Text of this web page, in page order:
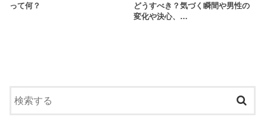
って何？
どうすべき？気づく瞬間や男性の
変化や決心、…